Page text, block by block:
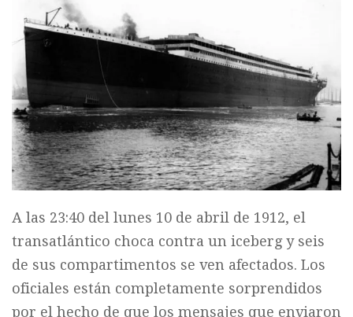
A las 23:40 del lunes 10 de abril de 1912, el
transatlántico choca contra un iceberg y seis
de sus compartimentos se ven afectados. Los
oficiales están completamente sorprendidos
por el hecho de que los mensajes que enviaron